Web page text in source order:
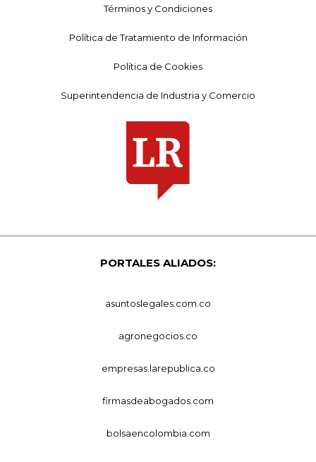
Términos y Condiciones
Política de Tratamiento de Información
Política de Cookies
Superintendencia de Industria y Comercio
PORTALES ALIADOS:
asuntoslegales.com.co
agronegocios.co
empresas.larepublica.co
firmasdeabogados.com
bolsaencolombia.com